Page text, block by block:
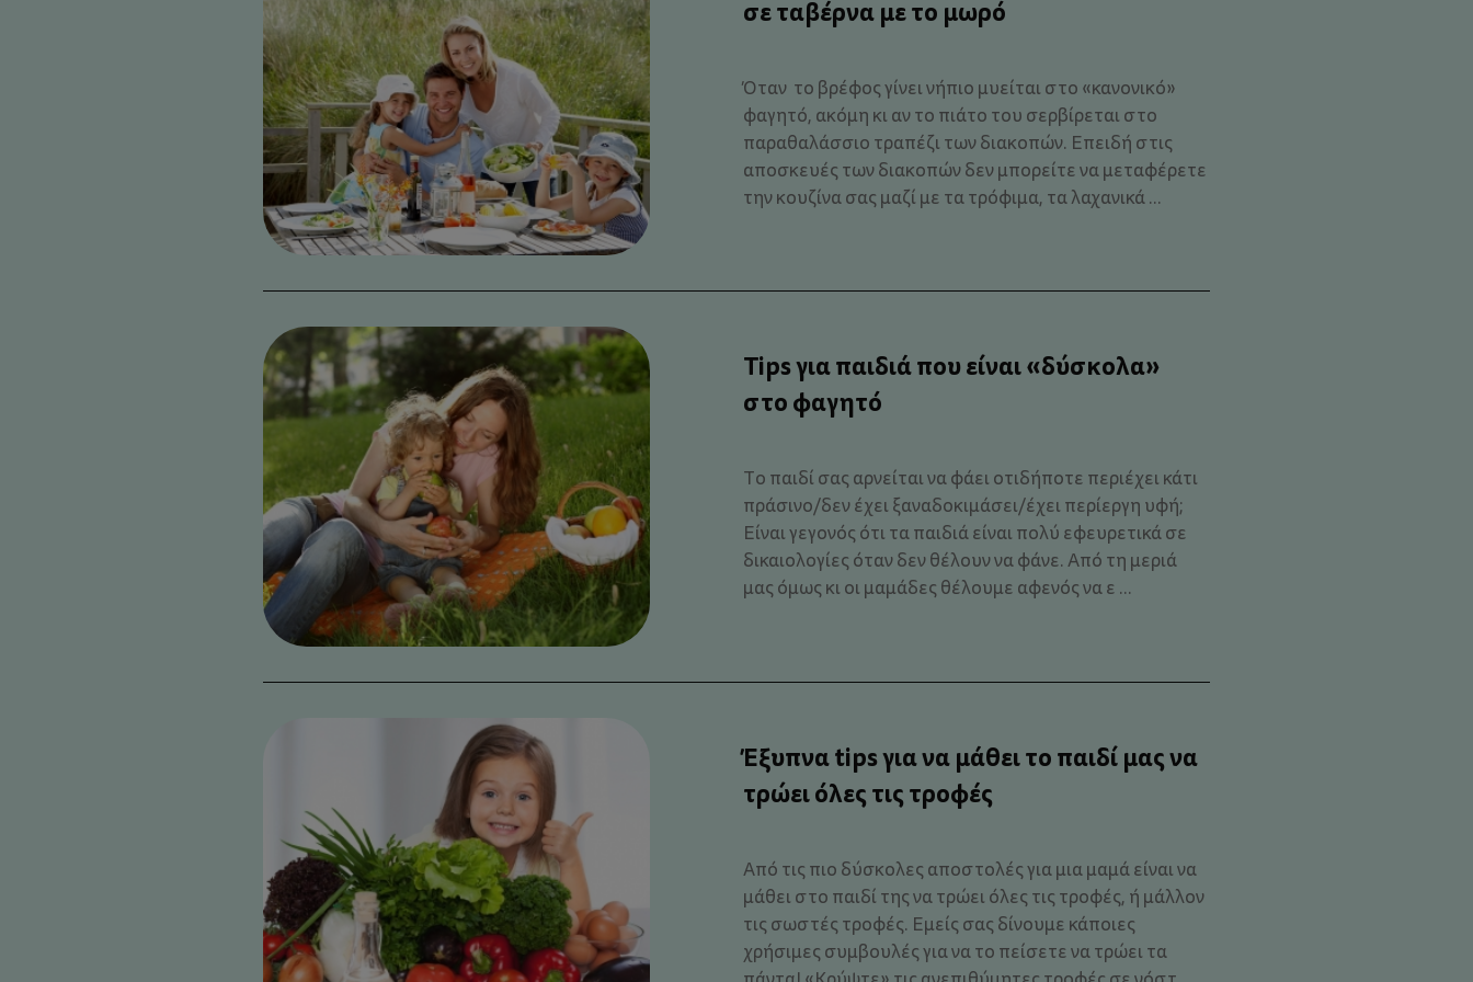
σε ταβέρνα με το μωρό
Όταν το βρέφος γίνει νήπιο μυείται στο «κανονικό»
φαγητό, ακόμη κι αν το πιάτο του σερβίρεται στο
παραθαλάσσιο τραπέζι των διακοπών. Επειδή στις
αποσκευές των διακοπών δεν μπορείτε να μεταφέρετε
την κουζίνα σας μαζί με τα τρόφιμα, τα λαχανικά ...
Tips για παιδιά που είναι «δύσκολα»
στο φαγητό
Το παιδί σας αρνείται να φάει οτιδήποτε περιέχει κάτι
πράσινο/δεν έχει ξαναδοκιμάσει/έχει περίεργη υφή;
Είναι γεγονός ότι τα παιδιά είναι πολύ εφευρετικά σε
δικαιολογίες όταν δεν θέλουν να φάνε. Από τη μεριά
μας όμως κι οι μαμάδες θέλουμε αφενός να ε ...
Έξυπνα tips για να μάθει το παιδί μας να
τρώει όλες τις τροφές
Από τις πιο δύσκολες αποστολές για μια μαμά είναι να
μάθει στο παιδί της να τρώει όλες τις τροφές, ή μάλλον
τις σωστές τροφές. Εμείς σας δίνουμε κάποιες
χρήσιμες συμβουλές για να το πείσετε να τρώει τα